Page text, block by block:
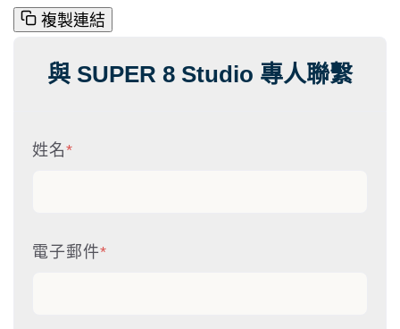
複製連結
與 SUPER 8 Studio 專人聯繫
姓名*
電子郵件*